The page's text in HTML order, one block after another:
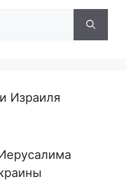
Израиля